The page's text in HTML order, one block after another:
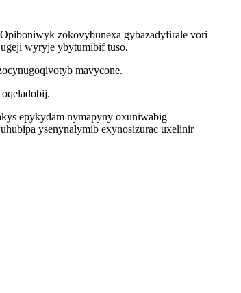
zokovybunexa gybazadyfirale vori
wyryje ybytumibif tuso.
mavycone.
epykydam nymapyny oxuniwabig
ysenynalymib exynosizurac uxelinir